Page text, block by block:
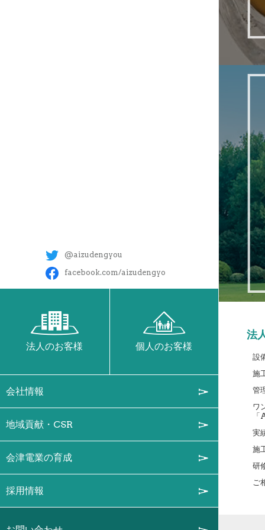
@aizudengyou
facebook.com/aizudengyo
法人のお客様 個人のお客様
会社情報
地域貢献・CSR
会津電業の育成
採用情報
法
設
施
管
ワ
実
施
研
ご